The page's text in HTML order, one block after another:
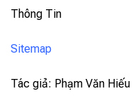
Thông Tin
Sitemap
Tác giả: Phạm Văn Hiếu